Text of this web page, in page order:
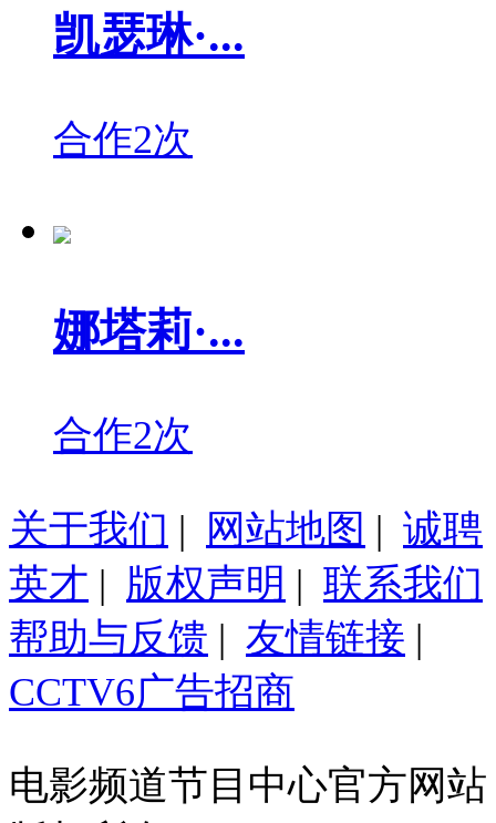
凯瑟琳·...
合作2次
娜塔莉·...
合作2次
关于我们 | 网站地图 | 诚聘
英才 | 版权声明 | 联系我们
帮助与反馈 | 友情链接 |
CCTV6广告招商
电影频道节目中心官方网站